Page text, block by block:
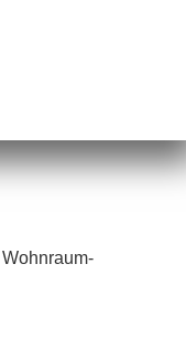
Wohn­raum­